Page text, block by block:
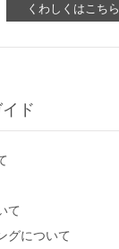
くわしくはこちら
ド
て
グについて